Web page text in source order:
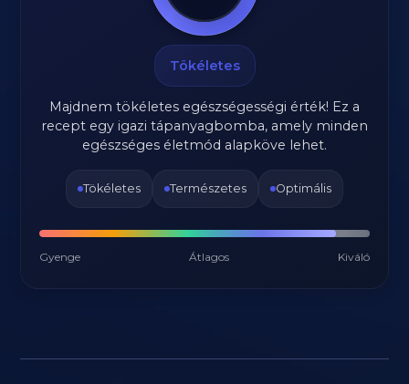
Tökéletes
Majdnem tökéletes egészségességi érték! Ez a
recept egy igazi tápanyagbomba, amely minden
egészséges életmód alapköve lehet.
Tökéletes Természetes Optimális
Gyenge Átlagos Kiváló